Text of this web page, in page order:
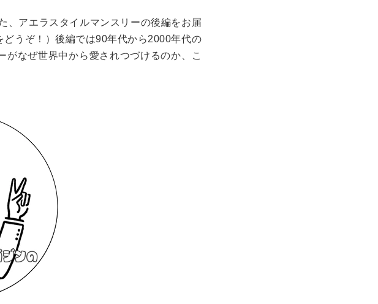
、アエラスタイルマンスリーの後編をお届
どうぞ！）後編では90年代から2000年代の
がなぜ世界中から愛されつづけるのか、こ